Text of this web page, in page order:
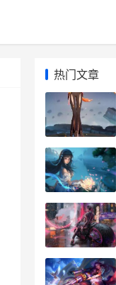
热门文章